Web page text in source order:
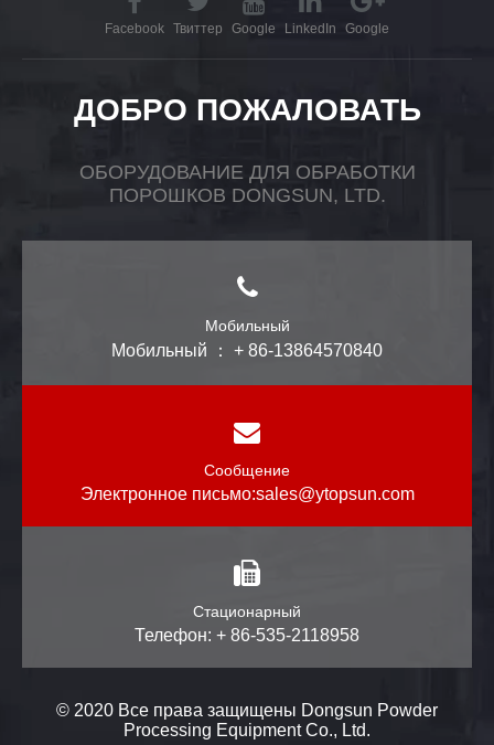
Facebook Твиттер Google LinkedIn Google
ДОБРО ПОЖАЛОВАТЬ
ОБОРУДОВАНИЕ ДЛЯ ОБРАБОТКИ
ПОРОШКОВ DONGSUN, LTD.
Мобильный
Мобильный ： + 86-13864570840
Сообщение
Электронное письмо:sales@ytopsun.com
Стационарный
Телефон: + 86-535-2118958
© 2020 Все права защищены Dongsun Powder
Processing Equipment Co., Ltd.